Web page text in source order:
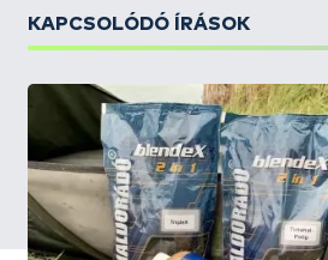
KAPCSOLÓDÓ ÍRÁSOK